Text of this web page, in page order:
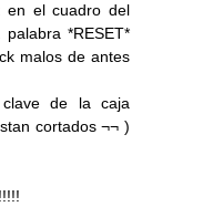
en el cuadro del
*RESET*
malos de antes
de la caja
cortados ¬¬ )